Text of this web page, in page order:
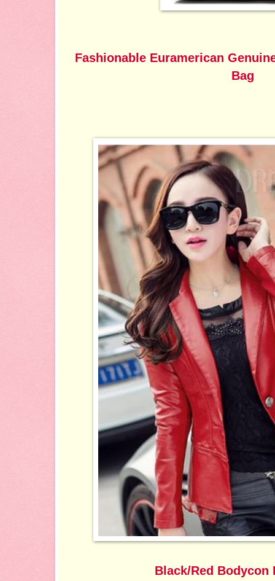
Fashionable Euramerican
Bag
Black/Red Bodycon